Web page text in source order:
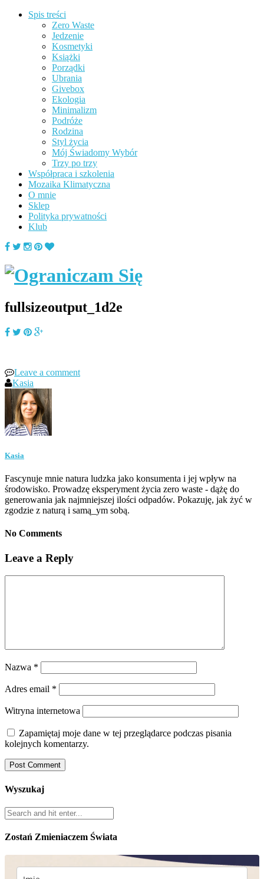
Spis treści
Zero Waste
Jedzenie
Kosmetyki
Książki
Porządki
Ubrania
Givebox
Ekologia
Minimalizm
Podróże
Rodzina
Styl życia
Mój Świadomy Wybór
Trzy po trzy
Współpraca i szkolenia
Mozaika Klimatyczna
O mnie
Sklep
Polityka prywatności
Klub
fullsizeoutput_1d2e
Leave a comment
Kasia
Kasia
Fascynuje mnie natura ludzka jako konsumenta i jej wpływ na
środowisko. Prowadzę eksperyment życia zero waste - dążę do
generowania jak najmniejszej ilości odpadów. Pokazuję, jak żyć w
zgodzie z naturą i samą_ym sobą.
No Comments
Leave a Reply
Nazwa *
Adres email *
Witryna internetowa
Zapamiętaj moje dane w tej przeglądarce podczas pisania
kolejnych komentarzy.
Wyszukaj
Zostań Zmieniaczem Świata